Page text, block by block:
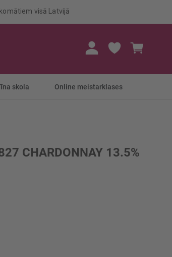
visā Latvijā
skola Online meistarklases
CHARDONNAY 13.5%